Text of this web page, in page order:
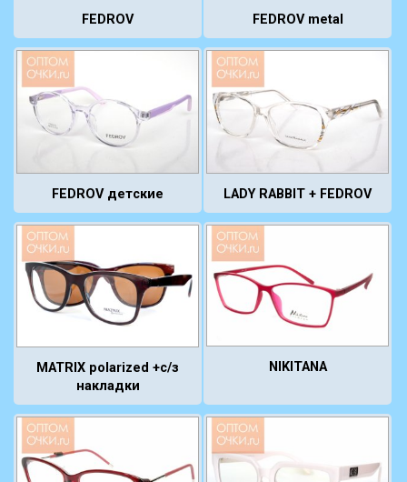
FEDROV FEDROV metal
FEDROV детские LADY RABBIT + FEDROV
MATRIX polarized +с/з
накладки
NIKITANA